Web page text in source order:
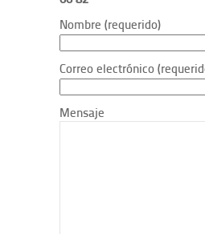
Nombre (requerido)
Correo electrónico
Mensaje